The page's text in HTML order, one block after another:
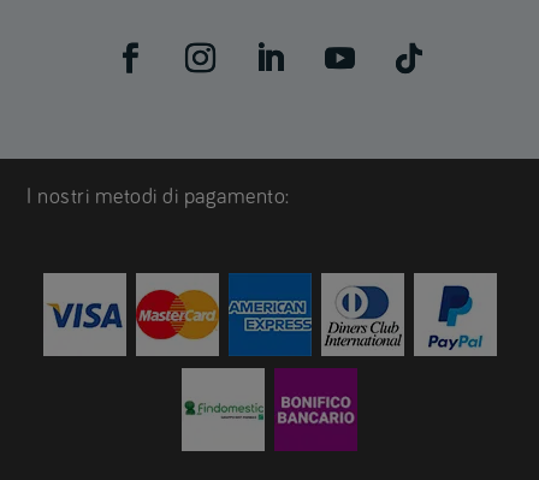
I nostri metodi di pagamento: